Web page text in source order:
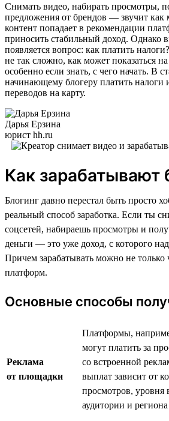
Снимать видео, набирать просмотры,
предложения от брендов — звучит как
контент попадает в рекомендации
приносить стабильный доход. Однако
появляется вопрос: как платить
не так сложно, как может показаться
особенно если знать, с чего начать. В
начинающему блогеру платить налоги
переводов на карту.
Дарья Ерзина
юрист hh.ru
Как зарабатывают
Блогинг давно перестал быть просто
реальный способ заработка. Если ты
соцсетей, набираешь просмотры и
деньги — это уже доход, с которого
Причем зарабатывать можно не только
платформ.
Основные способы
Реклама
от площадки
Платформы,
могут платить за
со встроенной
выплат зависит от
просмотров, уровня
аудитории и региона